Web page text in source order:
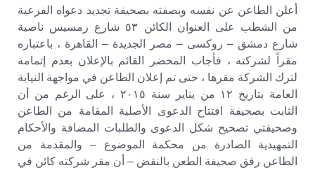
أعلن الطاعن عن نفسه وبصفته بصحيفة تجديد دعواه الفرعية
من الشطب على العنوان الكائن ٥٣ شارع رمسيس ناصية
شارع دمشق – روكسى – مصر الجديدة – القاهرة ، باعتباره
مقراً لشركته ، فأجاب المحضر القائم بالإعلان بعدم إتمامه
لترك الشركة مقرها ، حتى تم إعلان الطاعن في مواجهة النيابة
العامة بتاريخ ١٢ من يناير سنة ٢٠١٥ ، على الرغم من أن
الثابت بصحيفة افتتاح الدعوى الأصلية المقامة من الطاعن
وصحيفتي تصحيح شكل الدعوى والطلبات المضافة والأحكام
التمهيدية الصادرة من محكمة الموضوع – والمقدمة من
الطاعن رفق صحيفة الطعن بالنقض – أن مقر شركته كائن في